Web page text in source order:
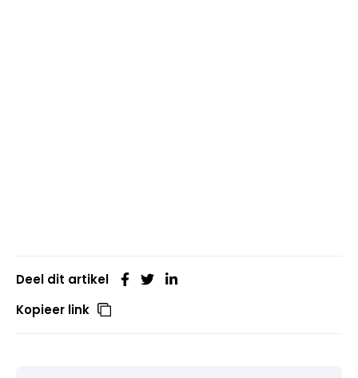
Deel dit artikel
Kopieer link